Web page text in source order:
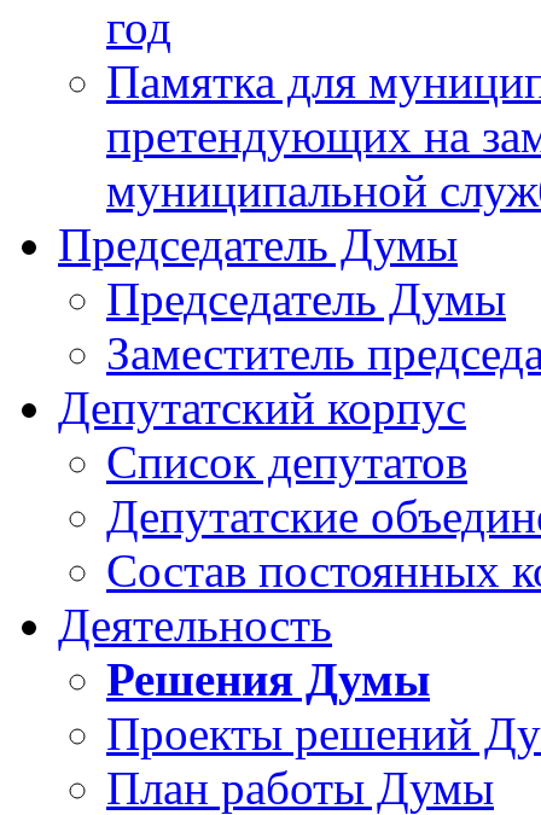
год
Памятка для
претендующих на
муниципальной
Председатель Думы
Председатель Думы
Заместитель
Депутатский корпус
Список депутатов
Депутатские
Состав постоянных
Деятельность
Решения Думы
Проекты решений
План работы Думы